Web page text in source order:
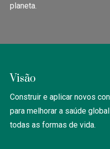
planeta.
Visão
Construir e aplicar novos
para melhorar a saúde
todas as formas de vida.